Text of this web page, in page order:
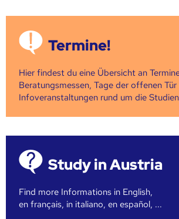
Termine!
Hier findest du eine Übersicht an
Beratungsmessen, Tage der offenen
Infoveranstaltungen rund um die
Study in Austria
Find more Informations in English,
en français, in italiano, en español, ...